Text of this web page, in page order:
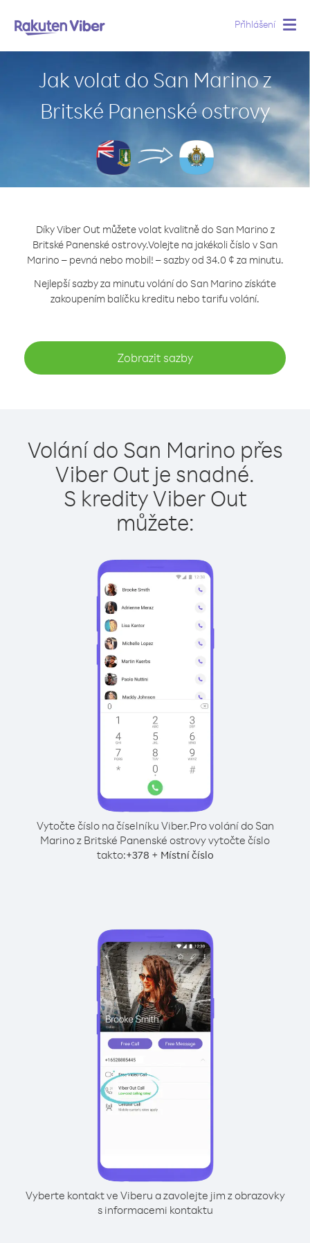
Přihlášení
Jak volat do San Marino z
Britské Panenské ostrovy
Díky Viber Out můžete volat kvalitně do San Marino z
Britské Panenské ostrovy.Volejte na jakékoli číslo v San
Marino – pevná nebo mobil! – sazby od 34.0 ¢ za minutu.
Nejlepší sazby za minutu volání do San Marino získáte
zakoupením balíčku kreditu nebo tarifu volání.
Zobrazit sazby
Volání do San Marino přes
Viber Out je snadné.
S kredity Viber Out
můžete:
Vytočte číslo na číselníku Viber.Pro volání do San
Marino z Britské Panenské ostrovy vytočte číslo
takto:+378 + Místní číslo
Vyberte kontakt ve Viberu a zavolejte jim z obrazovky
s informacemi kontaktu